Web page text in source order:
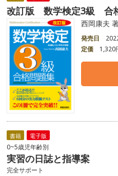
改訂版 数学検定3級 合
西岡康夫
発売日
定価
1,320
書籍 電子版
0~5歳児年齢別
実習の日誌と指導案
完全サポート